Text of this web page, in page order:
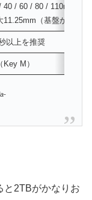
40 / 60 / 80 / 110mm
11.25mm（基盤から上
以上を推奨
M）
と2TBがかなりお